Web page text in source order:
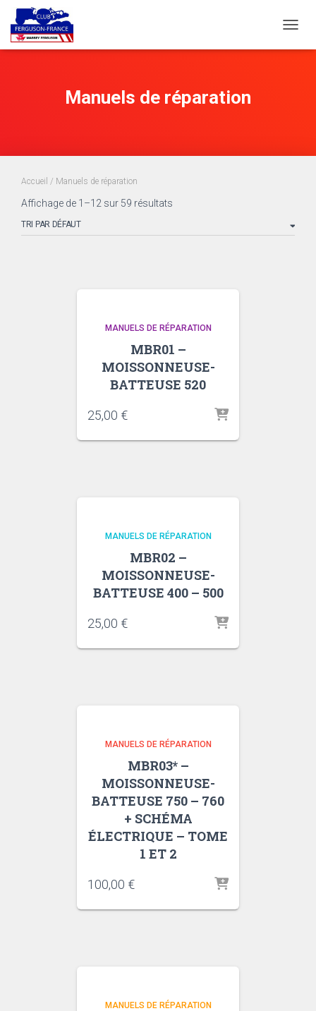
Manuels de réparation
Accueil / Manuels de réparation
Affichage de 1–12 sur 59 résultats
MANUELS DE RÉPARATION
MBR01 –
MOISSONNEUSE-
BATTEUSE 520
25,00 €
MANUELS DE RÉPARATION
MBR02 –
MOISSONNEUSE-
BATTEUSE 400 – 500
25,00 €
MANUELS DE RÉPARATION
MBR03* –
MOISSONNEUSE-
BATTEUSE 750 – 760
+ SCHÉMA
ÉLECTRIQUE – TOME
1 ET 2
100,00 €
MANUELS DE RÉPARATION